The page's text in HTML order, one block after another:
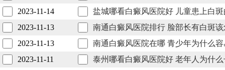
2023-11-14
盐城哪看白癜风医院好 儿童患上白
2023-11-13
南通白癜风医院排行 脸部长有白斑该
2023-11-13
南通白癜风医院在哪 青少年为什么
2023-11-11
泰州哪看白癜风医院好 老年人为什么